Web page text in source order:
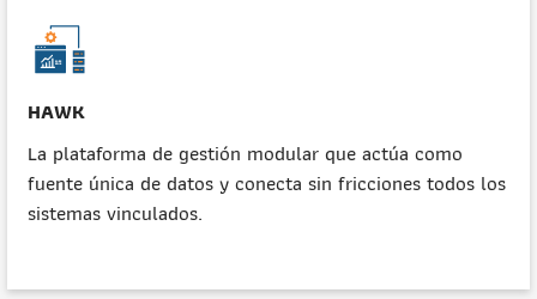
HAWK
La plataforma de gestión modular que actúa como
fuente única de datos y conecta sin fricciones todos los
sistemas vinculados.